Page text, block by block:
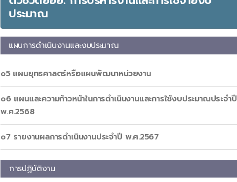
ประมาณ
แผนการดำเนินงานและงบประมาณ
o5 แผนยุทธศาสตร์หรือแผนพัฒนาหน่วยงาน
o6 แผนและความก้าวหน้าในการดำเนินงานและการใช้งบประมาณประจำปี
พ.ศ.2568
o7 รายงานผลการดำเนินงานประจำปี พ.ศ.2567
การปฏิบัติงาน